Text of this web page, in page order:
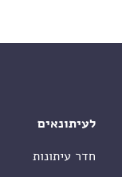
לעיתונאים
חדר עיתונות